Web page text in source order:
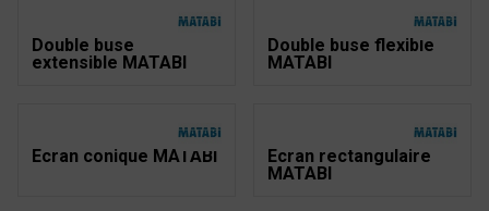
Double buse
extensible MATABI
Double buse flexible
MATABI
Ecran conique MATABI
Ecran rectangulaire
MATABI